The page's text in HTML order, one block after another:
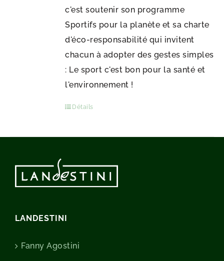
c'est soutenir son programme
Sportifs pour la planète et sa charte
d'éco-responsabilité qui invitent
chacun à adopter des gestes simples
: Le sport c'est bon pour la santé et
l'environnement !
Détails
LANDESTINI
Fanny Agostini